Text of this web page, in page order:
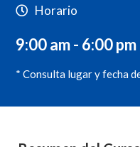
Horario
9:00 am - 6:00 pm
* Consulta lugar y fecha